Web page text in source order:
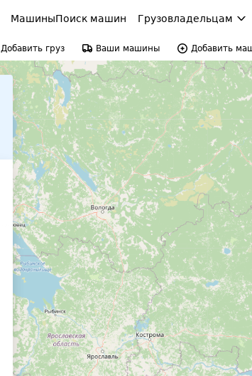
МашиныПоиск машин Грузовладельцам
Добавить груз Ваши машины Добавить